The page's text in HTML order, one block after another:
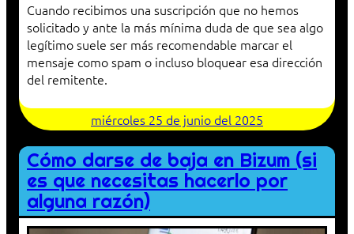
Cuando recibimos una suscripción que no hemos
solicitado y ante la más mínima duda de que sea algo
legítimo suele ser más recomendable marcar el
mensaje como spam o incluso bloquear esa dirección
del remitente.
miércoles 25 de junio del 2025
Cómo darse de baja en Bizum (si
es que necesitas hacerlo por
alguna razón)